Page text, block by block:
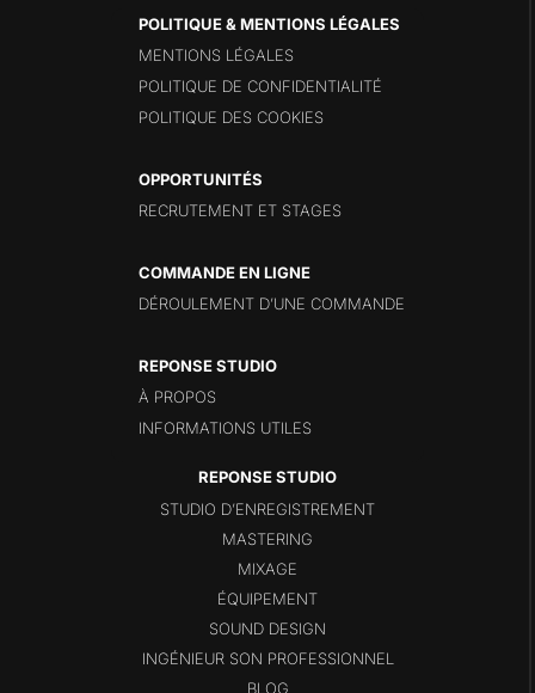
POLITIQUE & MENTIONS LÉGALES
MENTIONS LÉGALES
POLITIQUE DE CONFIDENTIALITÉ
POLITIQUE DES COOKIES
OPPORTUNITÉS
RECRUTEMENT ET STAGES
COMMANDE EN LIGNE
DÉROULEMENT D’UNE COMMANDE
REPONSE STUDIO
À PROPOS
INFORMATIONS UTILES
STUDIO D’ENREGISTREMENT
MASTERING
MIXAGE
ÉQUIPEMENT
SOUND DESIGN
INGÉNIEUR SON PROFESSIONNEL
BLOG